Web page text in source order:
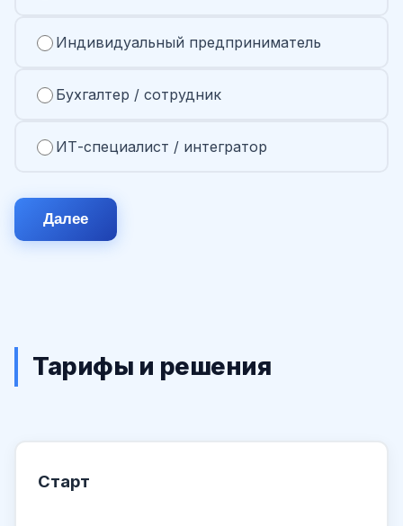
Индивидуальный предприниматель
Бухгалтер / сотрудник
ИТ-специалист / интегратор
Далее
Тарифы и решения
Старт